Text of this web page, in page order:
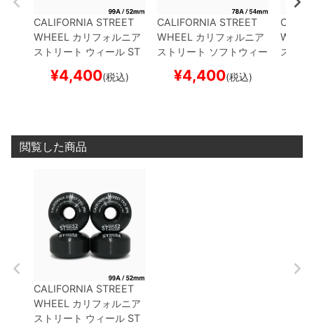
CALIFORNIA STREET
WHEEL カリフォルニア
ストリート ウィール ST
52mmスケートボー
¥4,400(税込)
CALIFORNIA STREET
WHEEL カリフォルニア
ストリート ソフトウィー
ET STREAMER CLEAR
¥4,400(税込)
ストリ
閲覧した商品
CALIFORNIA STREET
WHEEL カリフォルニア
ストリート ウィール ST